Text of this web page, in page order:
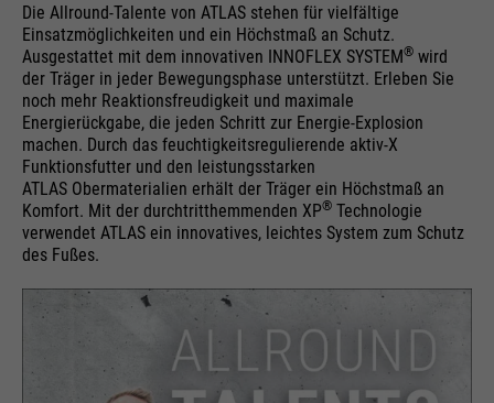
Die Allround-Talente von ATLAS stehen für vielfältige
Einsatzmöglichkeiten und ein Höchstmaß an Schutz.
Ausgestattet mit dem innovativen INNOFLEX SYSTEM® wird
der Träger in jeder Bewegungsphase unterstützt. Erleben Sie
noch mehr Reaktionsfreudigkeit und maximale
Energierückgabe, die jeden Schritt zur Energie-Explosion
machen. Durch das feuchtigkeitsregulierende aktiv-X
Funktionsfutter und den leistungsstarken
ATLAS Obermaterialien erhält der Träger ein Höchstmaß an
Komfort. Mit der durchtritthemmenden XP® Technologie
verwendet ATLAS ein innovatives, leichtes System zum Schutz
des Fußes.